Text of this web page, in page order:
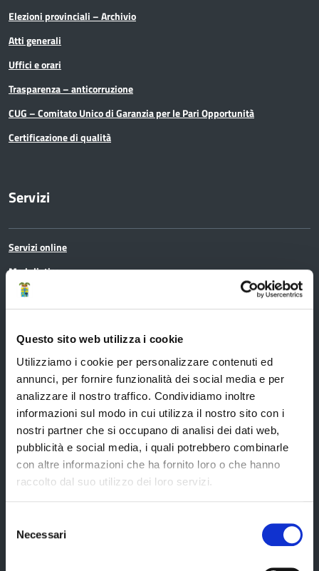
Questo sito web utilizza i cookie
Utilizziamo i cookie per personalizzare contenuti ed
annunci, per fornire funzionalità dei social media e per
analizzare il nostro traffico. Condividiamo inoltre
informazioni sul modo in cui utilizza il nostro sito con i
nostri partner che si occupano di analisi dei dati web,
pubblicità e social media, i quali potrebbero combinarle
con altre informazioni che ha fornito loro o che hanno
raccolto dal suo utilizzo dei loro servizi.
delNecessari
Elezioni provinciali – Archivio
Atti generali
Uffici e orari
Trasparenza – anticorruzione
CUG – Comitato Unico di Garanzia per le Pari Opportunità
Certificazione di qualità
Servizi
Servizi online
Modulistica
URP
Difensore Civico
Archivio e Biblioteca
Consigliera di Parità
Ufficio Associato del Contenzioso tributario e della consulenza fiscale
(UAC)
Servizi agli Enti pubblici del territorio
Cerca uffici